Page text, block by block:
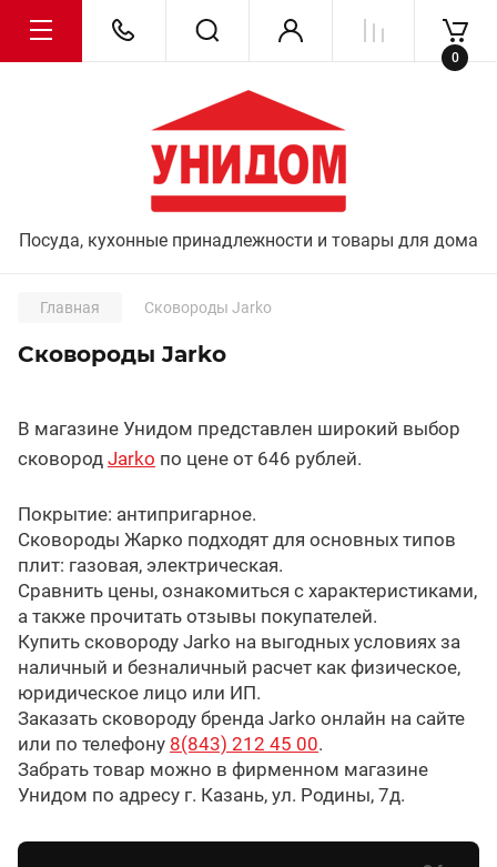
Посуда, кухонные принадлежности и товары для дома
0
Главная Сковороды Jarko
Сковороды Jarko
В магазине Унидом представлен широкий выбор
сковород Jarko по цене от 646 рублей.
Покрытие: антипригарное.
Сковороды Жарко подходят для основных типов
плит: газовая, электрическая.
Сравнить цены, ознакомиться с характеристиками,
а также прочитать отзывы покупателей.
Купить сковороду Jarko на выгодных условиях за
наличный и безналичный расчет как физическое,
юридическое лицо или ИП.
Заказать сковороду бренда Jarko онлайн на сайте
или по телефону 8(843) 212 45 00.
Забрать товар можно в фирменном магазине
Унидом по адресу г. Казань, ул. Родины, 7д.